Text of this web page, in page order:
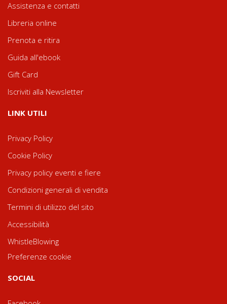
Assistenza e contatti
Libreria online
Prenota e ritira
Guida all'ebook
Gift Card
Iscriviti alla Newsletter
LINK UTILI
Privacy Policy
Cookie Policy
Privacy policy eventi e fiere
Condizioni generali di vendita
Termini di utilizzo del sito
Accessibilità
WhistleBlowing
Preferenze cookie
SOCIAL